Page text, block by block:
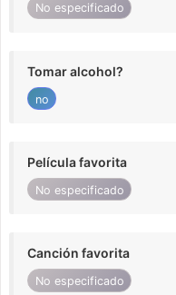
No especificado
Tomar alcohol?
no
Película favorita
No especificado
Canción favorita
No especificado